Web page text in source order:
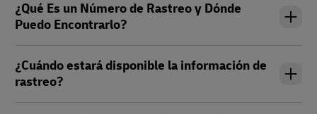
¿Qué Es un Número de Rastreo y Dónde
Puedo Encontrarlo?
¿Cuándo estará disponible la información de
rastreo?